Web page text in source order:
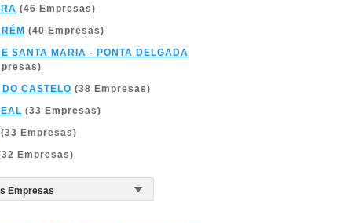
(46 Empresas)
(40 Empresas)
SANTA MARIA - PONTA DELGADA
CASTELO (38 Empresas)
(33 Empresas)
(33 Empresas)
Empresas)